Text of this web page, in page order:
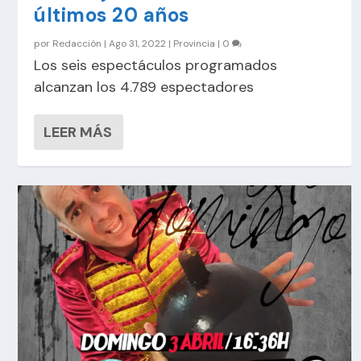
últimos 20 años
por Redacción |Ago 31, 2022 | Provincia | 0
Los seis espectáculos programados
alcanzan los 4.789 espectadores
LEER MÁS